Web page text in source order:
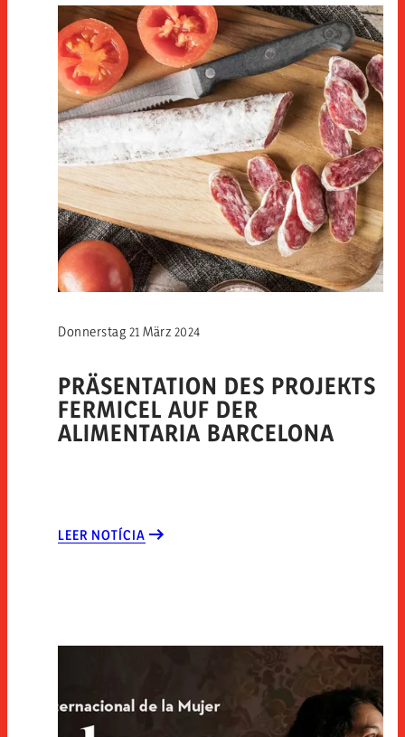
PRÄSENTATION DES PROJEKTS
FERMICEL AUF DER
ALIMENTARIA BARCELONA
Donnerstag 21 März 2024
LEER NOTÍCIA